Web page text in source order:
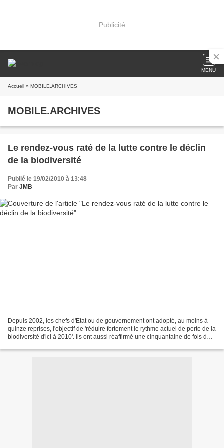
Publicité
MENU
Accueil » MOBILE.ARCHIVES
MOBILE.ARCHIVES
Le rendez-vous raté de la lutte contre le déclin
de la biodiversité
Publié le 19/02/2010 à 13:48
Par JMB
Depuis 2002, les chefs d'Etat ou de gouvernement ont adopté, au moins à
quinze reprises, l'objectif de 'réduire fortement le rythme actuel de perte de la
biodiversité d'ici à 2010'. Ils ont aussi réaffirmé une cinquantaine de fois dont